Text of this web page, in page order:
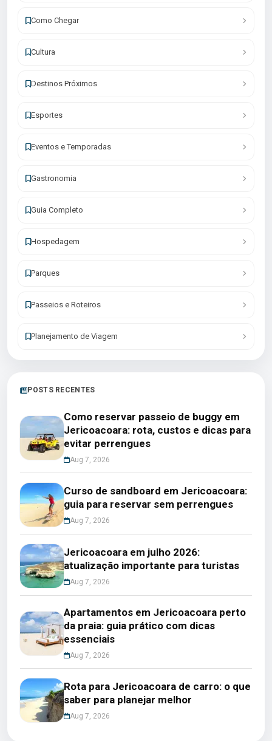
Como Chegar
Cultura
Destinos Próximos
Esportes
Eventos e Temporadas
Gastronomia
Guia Completo
Hospedagem
Parques
Passeios e Roteiros
Planejamento de Viagem
POSTS RECENTES
Como reservar passeio de buggy em
Jericoacoara: rota, custos e dicas para
evitar perrengues
Aug 7, 2026
Curso de sandboard em Jericoacoara:
guia para reservar sem perrengues
Aug 7, 2026
Jericoacoara em julho 2026:
atualização importante para turistas
Aug 7, 2026
Apartamentos em Jericoacoara perto
da praia: guia prático com dicas
essenciais
Aug 7, 2026
Rota para Jericoacoara de carro: o que
saber para planejar melhor
Aug 7, 2026